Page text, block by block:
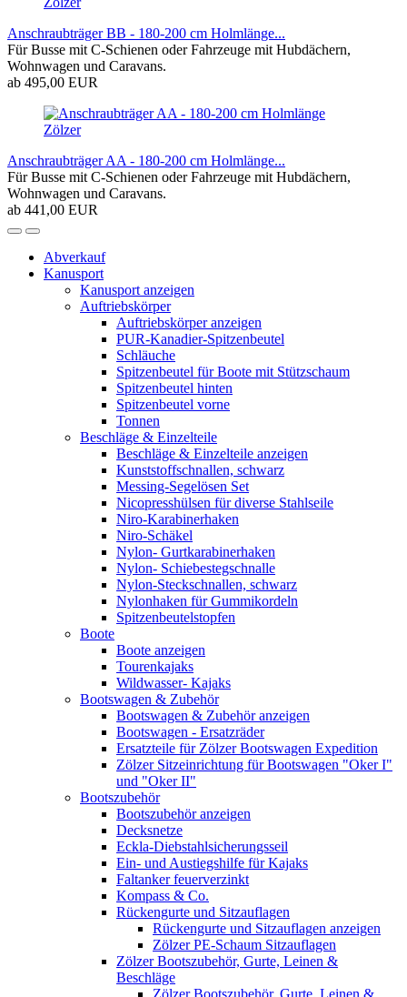
Anschraubträger BB - 180-200 cm Holmlänge...
Für Busse mit C-Schienen oder Fahrzeuge mit Hubdächern,
Wohnwagen und Caravans.
ab 495,00 EUR
Zölzer
Anschraubträger AA - 180-200 cm Holmlänge...
Für Busse mit C-Schienen oder Fahrzeuge mit Hubdächern,
Wohnwagen und Caravans.
ab 441,00 EUR
Abverkauf
Kanusport
Kanusport anzeigen
Auftriebskörper
Auftriebskörper anzeigen
PUR-Kanadier-Spitzenbeutel
Schläuche
Spitzenbeutel für Boote mit Stützschaum
Spitzenbeutel hinten
Spitzenbeutel vorne
Tonnen
Beschläge & Einzelteile
Beschläge & Einzelteile anzeigen
Kunststoffschnallen, schwarz
Messing-Segelösen Set
Nicopresshülsen für diverse Stahlseile
Niro-Karabinerhaken
Niro-Schäkel
Nylon- Gurtkarabinerhaken
Nylon- Schiebestegschnalle
Nylon-Steckschnallen, schwarz
Nylonhaken für Gummikordeln
Spitzenbeutelstopfen
Boote
Boote anzeigen
Tourenkajaks
Wildwasser- Kajaks
Bootswagen & Zubehör
Bootswagen & Zubehör anzeigen
Bootswagen - Ersatzräder
Ersatzteile für Zölzer Bootswagen Expedition
Zölzer Sitzeinrichtung für Bootswagen "Oker I"
und "Oker II"
Bootszubehör
Bootszubehör anzeigen
Decksnetze
Eckla-Diebstahlsicherungsseil
Ein- und Austiegshilfe für Kajaks
Faltanker feuerverzinkt
Kompass & Co.
Rückengurte und Sitzauflagen
Rückengurte und Sitzauflagen anzeigen
Zölzer PE-Schaum Sitzauflagen
Zölzer Bootszubehör, Gurte, Leinen &
Beschläge